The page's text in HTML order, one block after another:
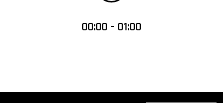
00:00 - 01:00